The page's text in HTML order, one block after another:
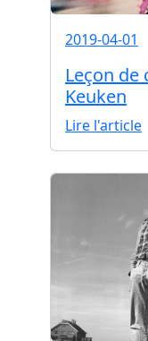
2019-04-01
Leçon de
Keuken
Lire l'article